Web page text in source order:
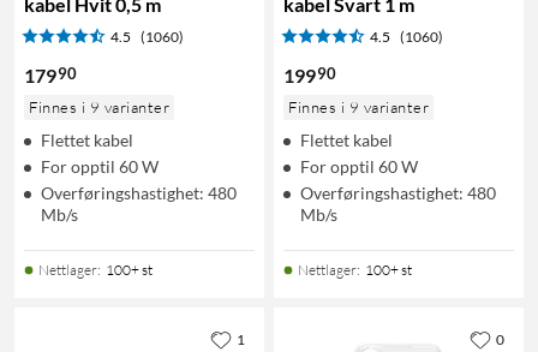
4.5 (1060)
17990
Finnes i 9 varianter
Flettet kabel
For opptil 60 W
Overføringshastighet: 480
Mb/s
Nettlager: 100+ st
4.5 (1060)
19990
Finnes i 9 varianter
Flettet kabel
For opptil 60 W
Overføringshastighet: 480
Mb/s
Nettlager: 100+ st
1 0